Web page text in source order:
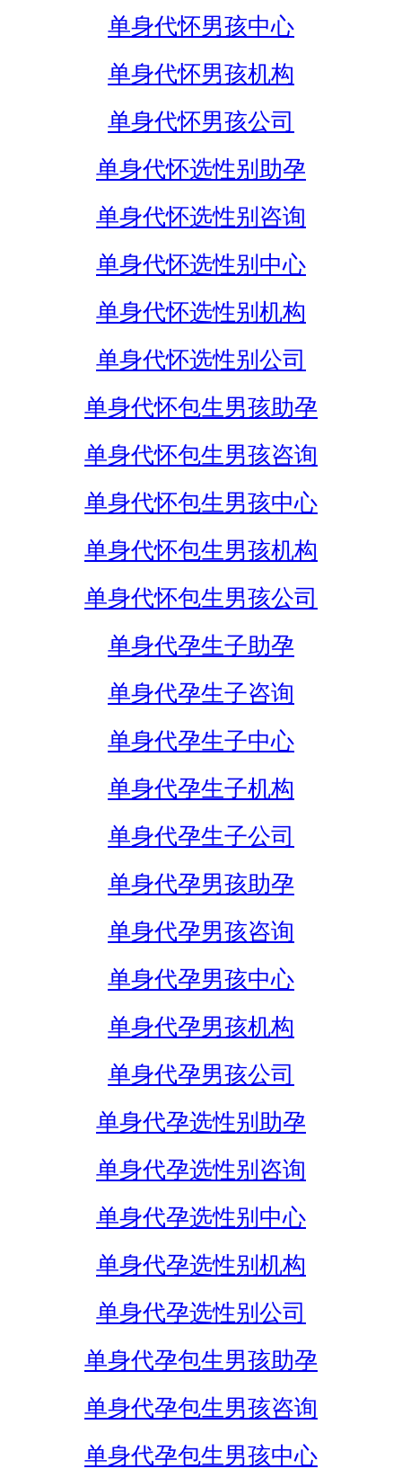
单身代怀男孩中心
单身代怀男孩机构
单身代怀男孩公司
单身代怀选性别助孕
单身代怀选性别咨询
单身代怀选性别中心
单身代怀选性别机构
单身代怀选性别公司
单身代怀包生男孩助孕
单身代怀包生男孩咨询
单身代怀包生男孩中心
单身代怀包生男孩机构
单身代怀包生男孩公司
单身代孕生子助孕
单身代孕生子咨询
单身代孕生子中心
单身代孕生子机构
单身代孕生子公司
单身代孕男孩助孕
单身代孕男孩咨询
单身代孕男孩中心
单身代孕男孩机构
单身代孕男孩公司
单身代孕选性别助孕
单身代孕选性别咨询
单身代孕选性别中心
单身代孕选性别机构
单身代孕选性别公司
单身代孕包生男孩助孕
单身代孕包生男孩咨询
单身代孕包生男孩中心